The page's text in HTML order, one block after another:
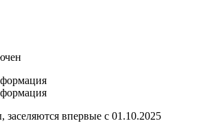
впервые с 01.10.2025